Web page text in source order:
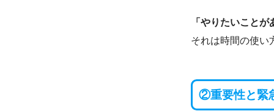
「やりたいこと
それは時間の使い
②重要性と緊